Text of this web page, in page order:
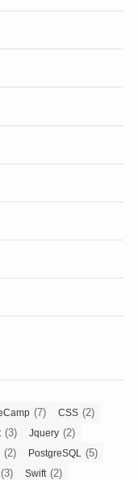
(7) CSS (2)
(3) Jquery (2)
(2) PostgreSQL (5)
(3) Swift (2)